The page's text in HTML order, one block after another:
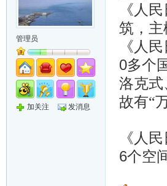
管理员
加关注 发消息
《人民
筑，
《人民
0多个
洛克式
故有“
《人民
6个空